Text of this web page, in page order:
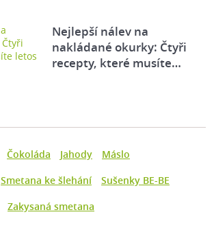
Nejlepší nálev na
nakládané okurky: Čtyři
recepty, které musíte…
Čokoláda Jahody
Máslo
Smetana ke šlehání
Sušenky BE-BE
Zakysaná smetana